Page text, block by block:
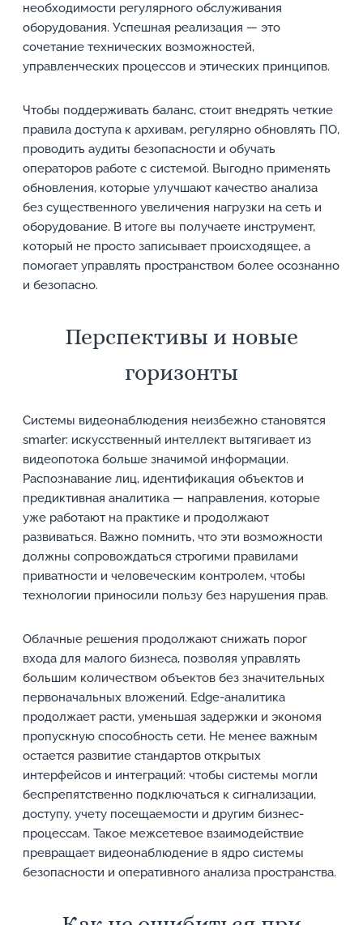
необходимости регулярного обслуживания
оборудования. Успешная реализация — это
сочетание технических возможностей,
управленческих процессов и этических принципов.
Чтобы поддерживать баланс, стоит внедрять четкие
правила доступа к архивам, регулярно обновлять ПО,
проводить аудиты безопасности и обучать
операторов работе с системой. Выгодно применять
обновления, которые улучшают качество анализа
без существенного увеличения нагрузки на сеть и
оборудование. В итоге вы получаете инструмент,
который не просто записывает происходящее, а
помогает управлять пространством более осознанно
и безопасно.
Перспективы и новые
горизонты
Системы видеонаблюдения неизбежно становятся
smarter: искусственный интеллект вытягивает из
видеопотока больше значимой информации.
Распознавание лиц, идентификация объектов и
предиктивная аналитика — направления, которые
уже работают на практике и продолжают
развиваться. Важно помнить, что эти возможности
должны сопровождаться строгими правилами
приватности и человеческим контролем, чтобы
технологии приносили пользу без нарушения прав.
Облачные решения продолжают снижать порог
входа для малого бизнеса, позволяя управлять
большим количеством объектов без значительных
первоначальных вложений. Edge-аналитика
продолжает расти, уменьшая задержки и экономя
пропускную способность сети. Не менее важным
остается развитие стандартов открытых
интерфейсов и интеграций: чтобы системы могли
беспрепятственно подключаться к сигнализации,
доступу, учету посещаемости и другим бизнес-
процессам. Такое межсетевое взаимодействие
превращает видеонаблюдение в ядро системы
безопасности и оперативного анализа пространства.